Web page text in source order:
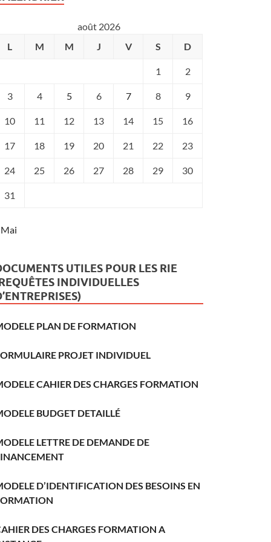
août 2026
L
M M J V S D
1 2
3 4 5 6 7 8 9
10 11 12 13 14 15 16
17 18 19 20 21 22 23
24 25 26 27 28 29 30
31
Mai
UTILES POUR LES RIE
INDIVIDUELLES
PLAN DE FORMATION
PROJET INDIVIDUEL
CAHIER DES CHARGES FORMATION
BUDGET DETAILLÉ
LETTRE DE DEMANDE DE
D’IDENTIFICATION DES BESOINS EN
DES CHARGES FORMATION A